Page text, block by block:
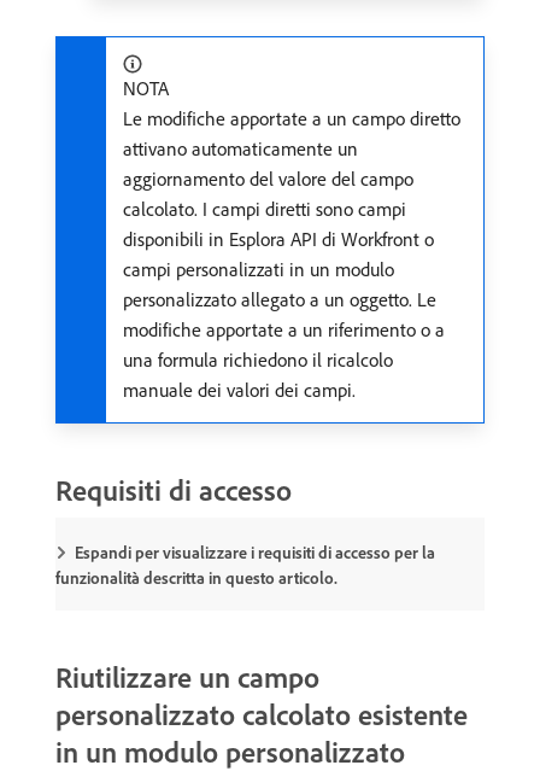
NOTA
Le modifiche apportate a un campo diretto
attivano automaticamente un
aggiornamento del valore del campo
calcolato. I campi diretti sono campi
disponibili in Esplora API di Workfront o
campi personalizzati in un modulo
personalizzato allegato a un oggetto. Le
modifiche apportate a un riferimento o a
una formula richiedono il ricalcolo
manuale dei valori dei campi.
Requisiti di accesso
Espandi per visualizzare i requisiti di accesso per la
funzionalità descritta in questo articolo.
Riutilizzare un campo
personalizzato calcolato esistente
in un modulo personalizzato